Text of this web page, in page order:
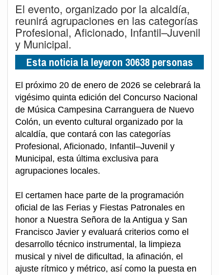
El evento, organizado por la alcaldía,
reunirá agrupaciones en las categorías
Profesional, Aficionado, Infantil–Juvenil
y Municipal.
Esta noticia la leyeron 30638 personas
El próximo 20 de enero de 2026 se celebrará la
vigésimo quinta edición del Concurso Nacional
de Música Campesina Carranguera de Nuevo
Colón, un evento cultural organizado por la
alcaldía, que contará con las categorías
Profesional, Aficionado, Infantil–Juvenil y
Municipal, esta última exclusiva para
agrupaciones locales.
El certamen hace parte de la programación
oficial de las Ferias y Fiestas Patronales en
honor a Nuestra Señora de la Antigua y San
Francisco Javier y evaluará criterios como el
desarrollo técnico instrumental, la limpieza
musical y nivel de dificultad, la afinación, el
ajuste rítmico y métrico, así como la puesta en